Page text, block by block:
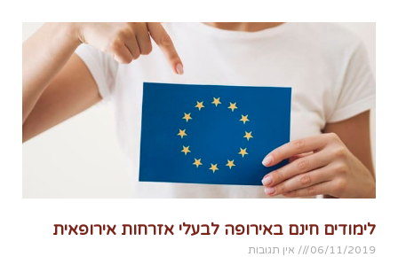
לימודים חינם באירופה לבעלי אזרחות אירופאית
06/11/2019 אין תגובות